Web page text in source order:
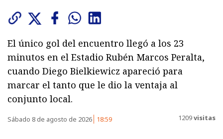
El único gol del encuentro llegó a los 23
minutos en el Estadio Rubén Marcos Peralta,
cuando Diego Bielkiewicz apareció para
marcar el tanto que le dio la ventaja al
conjunto local.
Sábado 8 de agosto de 2026 18:59 1209visitas